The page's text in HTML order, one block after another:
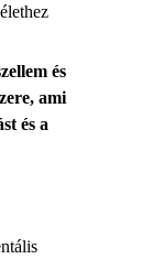
és
ami
és a